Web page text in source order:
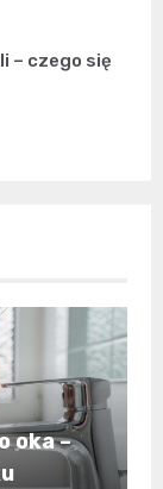
– czego się
oka –